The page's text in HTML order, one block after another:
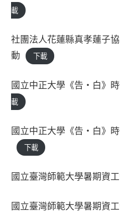
載
社團法人花蓮縣真孝蓮子
動
下載
國立中正大學《告‧白》
載
國立中正大學《告‧白》
下載
國立臺灣師範大學暑期資
國立臺灣師範大學暑期資